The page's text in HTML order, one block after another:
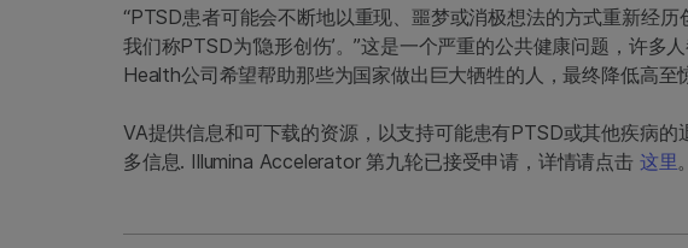
“PTSD患者可能会不断地以重现、噩梦或消极想法的方式重新经历
我们称PTSD为‘隐形创伤’。”这是一个严重的公共健康问题，许多
Health公司希望帮助那些为国家做出巨大牺牲的人，最终降低高至
VA提供信息和可下载的资源，以支持可能患有PTSD或其他疾病
多信息. Illumina Accelerator 第九轮已接受申请，详情请点击 这里。